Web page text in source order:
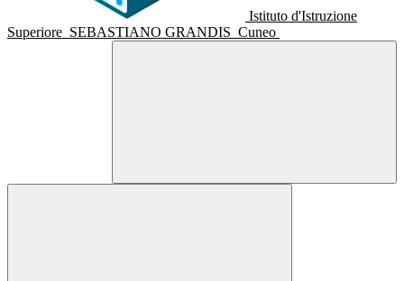
Istituto d'Istruzione
Superiore SEBASTIANO GRANDIS Cuneo